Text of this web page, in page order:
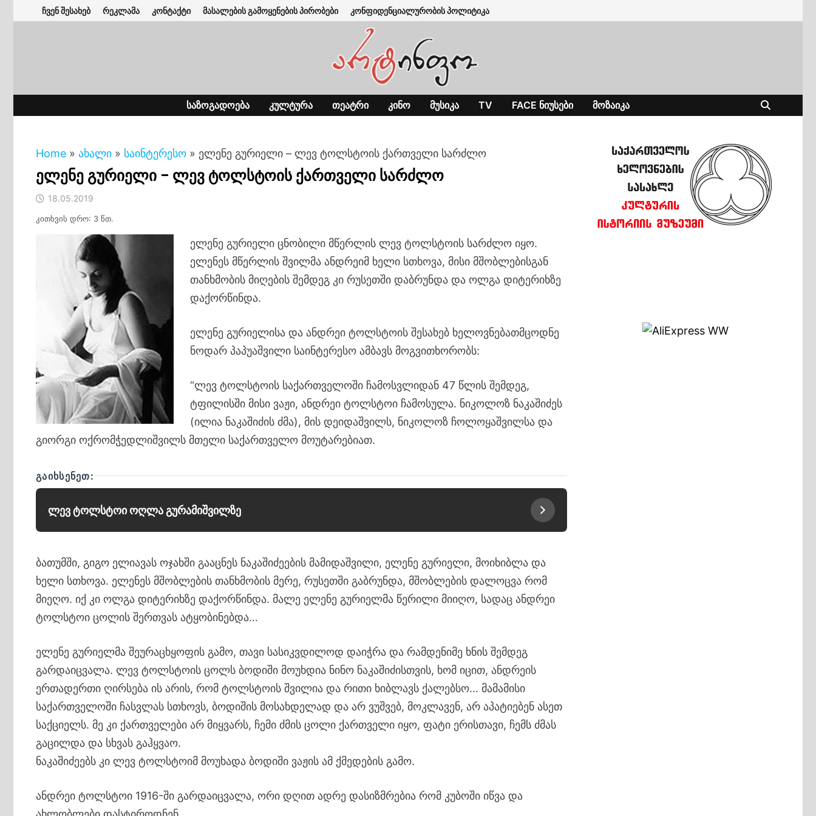
to
ჩვენ შესახებ რეკლამა კონტაქტი მასალების გამოყენების პირობები კონფიდენციალურობის პოლიტიკა
ᲡᲐᲖᲝᲒᲐᲓᲝᲔᲑᲐ ᲙᲣᲚᲢᲣᲠᲐ ᲗᲔᲐᲢᲠᲘ ᲙᲘᲜᲝ ᲛᲣᲡᲘᲙᲐ TV FACE ᲜᲘᲣᲡᲔᲑᲘ ᲛᲝᲖᲐᲘᲙᲐ
Home » ახალი » საინტერესო » ელენე გურიელი – ლევ ტოლსტოის ქართველი სარძლო
ელენე გურიელი – ლევ ტოლსტოის ქართველი სარძლო
18.05.2019
კითხვის დრო: 3 წთ.
ელენე გურიელი ცნობილი მწერლის ლევ ტოლსტოის სარძლო იყო.
ელენეს მწერლის შვილმა ანდრეიმ ხელი სთხოვა, მისი მშობლებისგან
თანხმობის მიღების შემდეგ კი რუსეთში დაბრუნდა და ოლგა დიტერიხზე
დაქორწინდა.
ელენე გურიელისა და ანდრეი ტოლსტოის შესახებ ხელოვნებათმცოდნე
ნოდარ პაპუაშვილი საინტერესო ამბავს მოგვითხორობს:
“ლევ ტოლსტოის საქართველოში ჩამოსვლიდან 47 წლის შემდეგ,
ტფილისში მისი ვაჟი, ანდრეი ტოლსტოი ჩამოსულა. ნიკოლოზ ნაკაშიძეს
(ილია ნაკაშიძის ძმა), მის დეიდაშვილს, ნიკოლოზ ჩოლოყაშვილსა და
გიორგი ოქრომჭედლიშვილს მთელი საქართველო მოუტარებიათ.
ᲒᲐᲘᲮᲡᲔᲜᲔᲗ:
ლევ ტოლსტოი ოღლა გურამიშვილზე
ბათუმში, გიგო ელიავას ოჯახში გააცნეს ნაკაშიძეების მამიდაშვილი, ელენე გურიელი, მოიხიბლა და
ხელი სთხოვა. ელენეს მშობლების თანხმობის მერე, რუსეთში გაბრუნდა, მშობლების დალოცვა რომ
მიეღო. იქ კი ოლგა დიტერიხზე დაქორწინდა. მალე ელენე გურიელმა წერილი მიიღო, სადაც ანდრეი
ტოლსტოი ცოლის შერთვას ატყობინებდა…
ელენე გურიელმა შეურაცხყოფის გამო, თავი სასიკვდილოდ დაიჭრა და რამდენიმე ხნის შემდეგ
გარდაიცვალა. ლევ ტოლსტოის ცოლს ბოდიში მოუხდია ნინო ნაკაშიძისთვის, ხომ იცით, ანდრეის
ერთადერთი ღირსება ის არის, რომ ტოლსტოის შვილია და რითი ხიბლავს ქალებსო… მამამისი
საქართველოში ჩასვლას სთხოვს, ბოდიშის მოსახდელად და არ ვუშვებ, მოკლავენ, არ აპატიებენ ასეთ
საქციელს. მე კი ქართველები არ მიყვარს, ჩემი ძმის ცოლი ქართველი იყო, ფატი ერისთავი, ჩემს ძმას
გაცილდა და სხვას გაჰყვაო.
ნაკაშიძეებს კი ლევ ტოლსტოიმ მოუხადა ბოდიში ვაჟის ამ ქმედების გამო.
ანდრეი ტოლსტოი 1916-ში გარდაიცვალა, ორი დღით ადრე დასიზმრებია რომ კუბოში იწვა და